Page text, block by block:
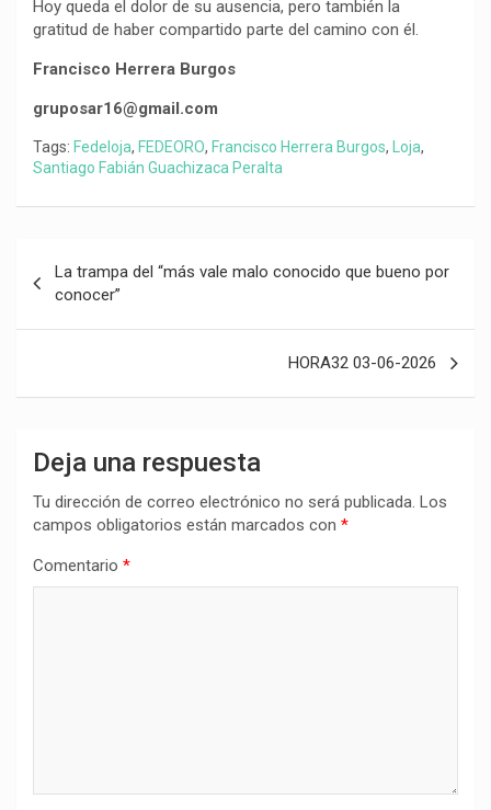
Hoy queda el dolor de su ausencia, pero también la
gratitud de haber compartido parte del camino con él.
Francisco Herrera Burgos
gruposar16@gmail.com
Tags: Fedeloja, FEDEORO, Francisco Herrera Burgos, Loja,
Santiago Fabián Guachizaca Peralta
de
entradas
La trampa del “más vale malo conocido que bueno por
conocer”
HORA32 03-06-2026
Deja una respuesta
Tu dirección de correo electrónico no será publicada. Los
campos obligatorios están marcados con *
Comentario *